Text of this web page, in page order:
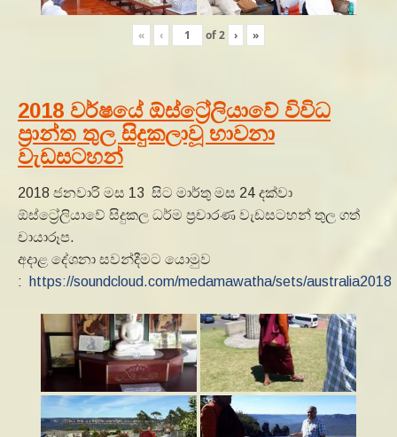
« ‹ of2 › »
2018 වර්ෂයේ ඕස්ට්‍රේලියාවේ විවිධ
ප්‍රාන්ත තුල සිදුකලාවූ භාවනා
වැඩසටහන්
2018 ජනවාරි මස 13 සිට මාර්තු මස 24 දක්වා
ඕස්ට්‍රේලියාවේ සිදුකල ධර්ම ප්‍රචාරණ වැඩසටහන් තුල ගත්
චායාරූප.
අදාළ දේශනා සවන්දීමට යොමුව
:
https://soundcloud.com/medamawatha/sets/australia2018